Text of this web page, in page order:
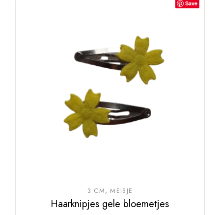
Save
3 CM MEISJE
Haarknipjes gele bloemetjes